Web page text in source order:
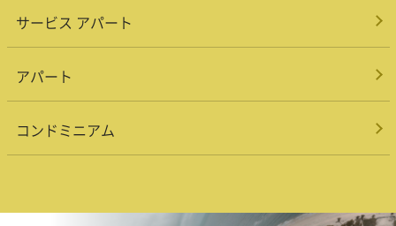
サービス アパート
アパート
コンドミニアム